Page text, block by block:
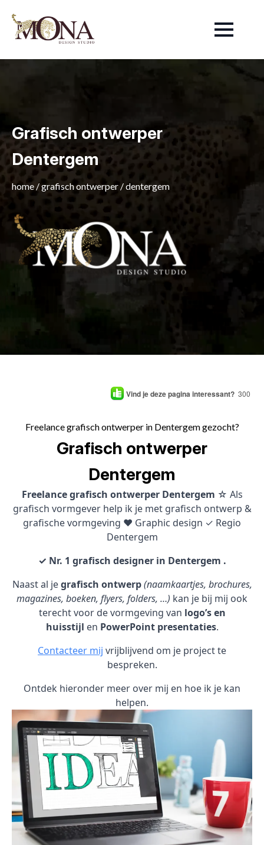
Grafisch ontwerper
Dentergem
home /grafisch ontwerper /dentergem
Vind je deze pagina interessant? 300
Freelance grafisch ontwerper in Dentergem gezocht?
Grafisch ontwerper
Dentergem
Freelance grafisch ontwerper Dentergem ☆ Als
grafisch vormgever help ik je met grafisch ontwerp &
grafische vormgeving ♥ Graphic design ✓ Regio
Dentergem
✓ Nr. 1 grafisch designer in Dentergem .
Naast al jegrafisch ontwerp (naamkaartjes, brochures,
magazines, boeken, flyers, folders, …) kan je bij mij ook
terecht voor de vormgeving van logo’s en
huisstijl en PowerPoint presentaties.
Contacteer mij vrijblijvend om je project te
bespreken.
Ontdek hieronder meer over mij en hoe ik je kan
helpen.